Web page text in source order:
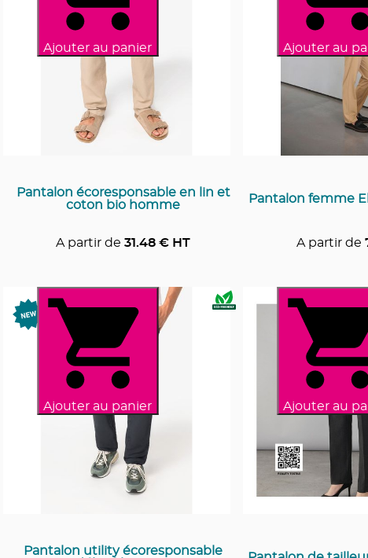
Ajouter au panier
Pantalon écoresponsable en lin et
coton bio homme
A partir de 31.48 € HT
Ajouter au
Pantalon femme
A partir de
Ajouter au panier
Pantalon utility écoresponsable
Ajouter au